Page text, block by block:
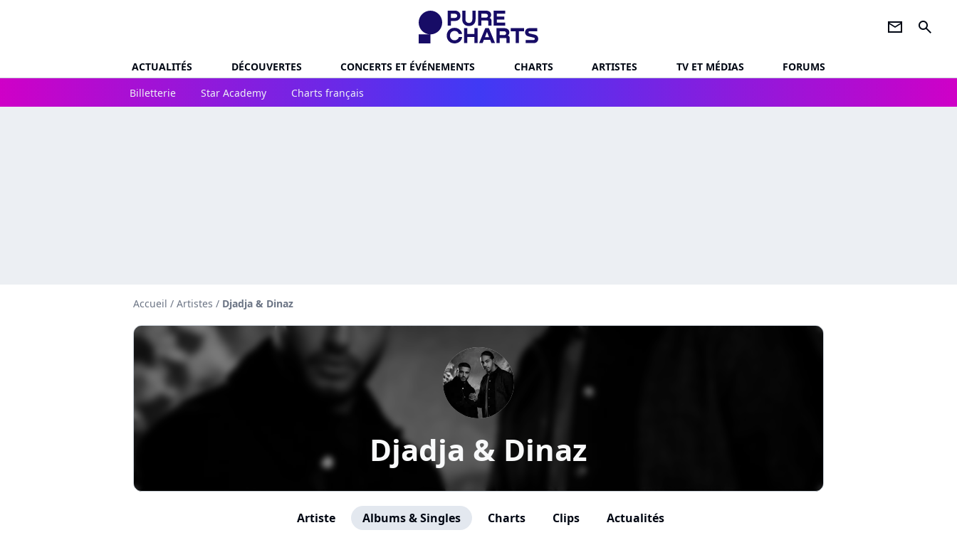
newsletter search
ACTUALITÉS DÉCOUVERTES CONCERTS ET ÉVÉNEMENTS CHARTS ARTISTES TV ET MÉDIAS
FORUMS
Billetterie
Star Academy Charts français
Accueil / Artistes / Djadja & Dinaz
Djadja & Dinaz
Artiste Albums & Singles Charts Clips Actualités